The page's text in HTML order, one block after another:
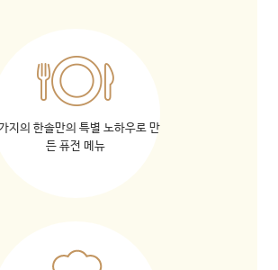
지의 한솔만의 특별 노하우로 만
든 퓨전 메뉴